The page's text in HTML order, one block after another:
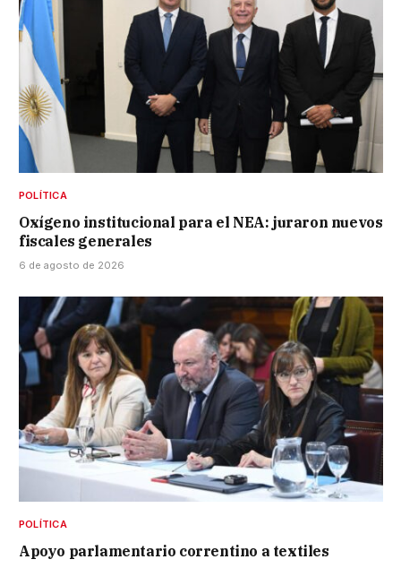
POLÍTICA
Oxígeno institucional para el NEA: juraron nuevos
fiscales generales
6 de agosto de 2026
POLÍTICA
Apoyo parlamentario correntino a textiles